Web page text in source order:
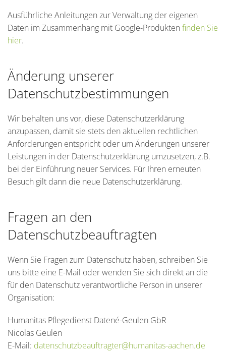
Ausführliche Anleitungen zur Verwaltung der eigenen
Daten im Zusammenhang mit Google-Produkten finden Sie
hier.
Änderung unserer
Datenschutzbestimmungen
Wir behalten uns vor, diese Datenschutzerklärung
anzupassen, damit sie stets den aktuellen rechtlichen
Anforderungen entspricht oder um Änderungen unserer
Leistungen in der Datenschutzerklärung umzusetzen, z.B.
bei der Einführung neuer Services. Für Ihren erneuten
Besuch gilt dann die neue Datenschutzerklärung.
Fragen an den
Datenschutzbeauftragten
Wenn Sie Fragen zum Datenschutz haben, schreiben Sie
uns bitte eine E-Mail oder wenden Sie sich direkt an die
für den Datenschutz verantwortliche Person in unserer
Organisation:
Humanitas Pflegedienst Datené-Geulen GbR
Nicolas Geulen
E-Mail: datenschutzbeauftragter@humanitas-aachen.de